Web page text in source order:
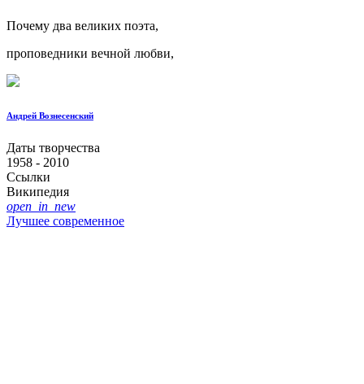
Почему два великих поэта,
проповедники вечной любви,
Андрей Вознесенский
Даты творчества
1958 - 2010
Ссылки
Википедия
open_in_new
Лучшее современное